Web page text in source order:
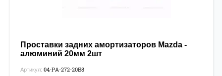
Проставки задних амортизаторов Mazda -
алюминий 20мм 2шт
Артикул: 04-PA-272-20Б8